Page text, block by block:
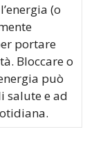
(o
portare
Bloccare o
può
salute e ad